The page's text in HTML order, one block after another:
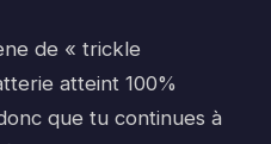
de « trickle
atteint 100%
que tu continues à